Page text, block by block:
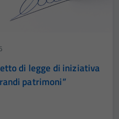
di legge di iniziativa
patrimoni”